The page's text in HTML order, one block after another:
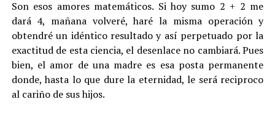
Son esos amores matemáticos. Si hoy sumo 2 + 2 me
dará 4, mañana volveré, haré la misma operación y
obtendré un idéntico resultado y así perpetuado por la
exactitud de esta ciencia, el desenlace no cambiará. Pues
bien, el amor de una madre es esa posta permanente
donde, hasta lo que dure la eternidad, le será reciproco
al cariño de sus hijos.